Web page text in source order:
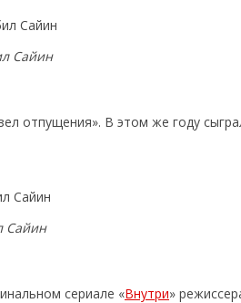
Сайин
отпущения». В этом же году
Сайин
сериале «Внутри»